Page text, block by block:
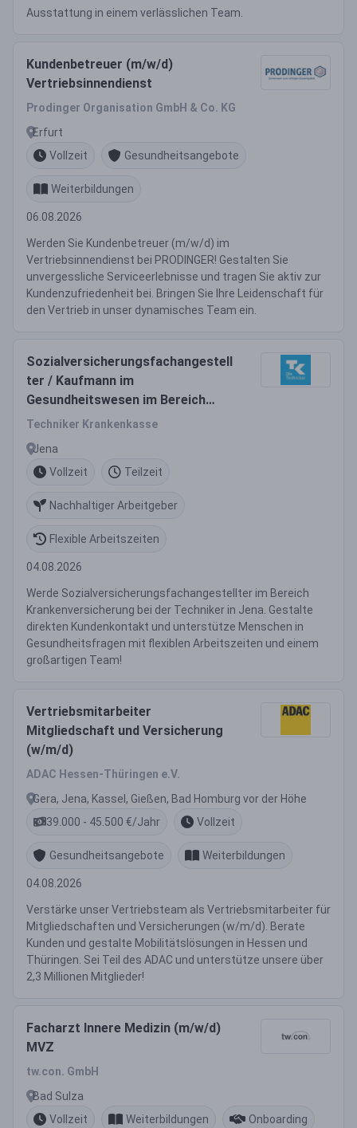
Ausstattung in einem verlässlichen Team.
Kundenbetreuer (m/w/d)
Vertriebsinnendienst
Prodinger Organisation GmbH & Co. KG
Erfurt
Vollzeit
Gesundheitsangebote
Weiterbildungen
06.08.2026
Werden Sie Kundenbetreuer (m/w/d) im
Vertriebsinnendienst bei PRODINGER! Gestalten Sie
unvergessliche Serviceerlebnisse und tragen Sie aktiv zur
Kundenzufriedenheit bei. Bringen Sie Ihre Leidenschaft für
den Vertrieb in unser dynamisches Team ein.
Sozialversicherungsfachangestell
ter / Kaufmann im
Gesundheitswesen im Bereich
Krankenversicherung (m/w/d)
Techniker Krankenkasse
Jena
Vollzeit
Teilzeit
Nachhaltiger Arbeitgeber
Flexible Arbeitszeiten
04.08.2026
Werde Sozialversicherungsfachangestellter im Bereich
Krankenversicherung bei der Techniker in Jena. Gestalte
direkten Kundenkontakt und unterstütze Menschen in
Gesundheitsfragen mit flexiblen Arbeitszeiten und einem
großartigen Team!
Vertriebsmitarbeiter
Mitgliedschaft und Versicherung
(w/m/d)
ADAC Hessen-Thüringen e.V.
Gera, Jena, Kassel, Gießen, Bad Homburg vor der Höhe
39.000 - 45.500 €/Jahr
Vollzeit
Gesundheitsangebote Weiterbildungen
04.08.2026
Verstärke unser Vertriebsteam als Vertriebsmitarbeiter für
Mitgliedschaften und Versicherungen (w/m/d). Berate
Kunden und gestalte Mobilitätslösungen in Hessen und
Thüringen. Sei Teil des ADAC und unterstütze unsere über
2,3 Millionen Mitglieder!
Facharzt Innere Medizin (m/w/d)
MVZ
tw.con. GmbH
Bad Sulza
Vollzeit
Weiterbildungen Onboarding